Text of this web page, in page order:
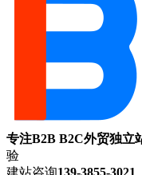
专注B2B B2C外贸独立
验
建站咨询139-3855-3021